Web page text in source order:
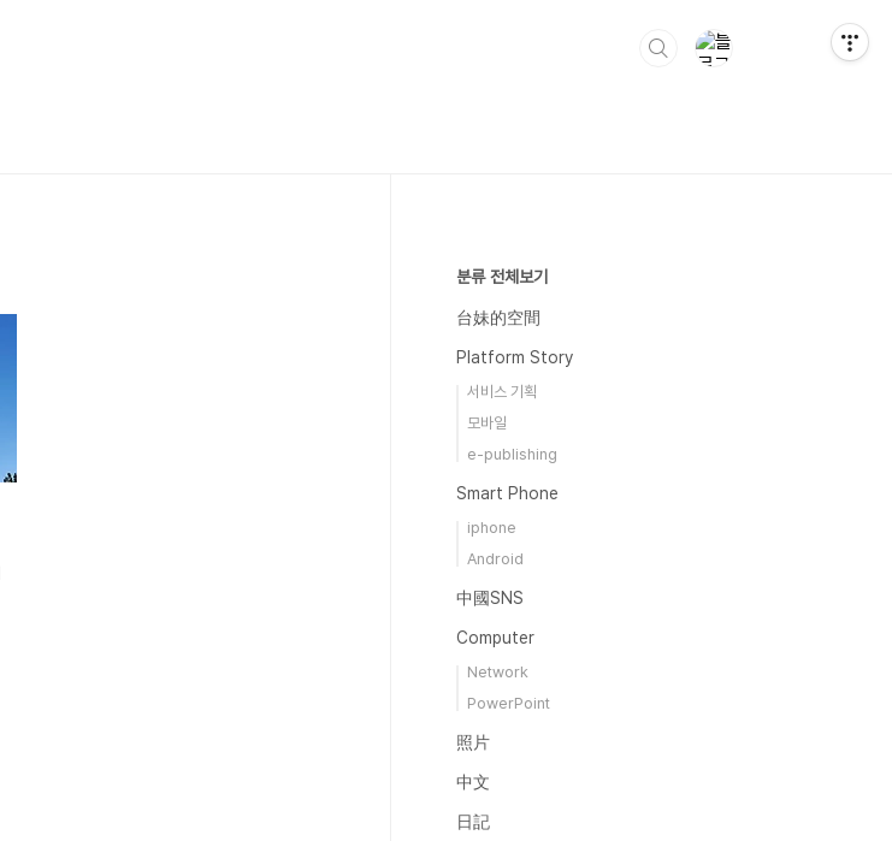
분류 전체보기
台妹的空間
Platform Story
서비스 기획
모바일
e-publishing
Smart Phone
iphone
Android
中國SNS
Computer
Network
PowerPoint
照片
中文
日記